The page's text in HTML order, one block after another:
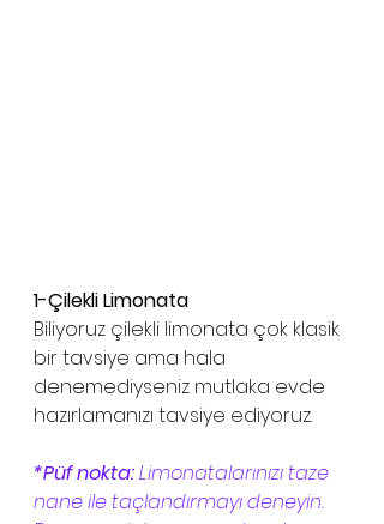
1-Çilekli Limonata
Biliyoruz çilekli limonata çok klasik
bir tavsiye ama hala
denemediyseniz mutlaka evde
hazırlamanızı tavsiye ediyoruz.
*Püf nokta: Limonatalarınızı taze
nane ile taçlandırmayı deneyin.